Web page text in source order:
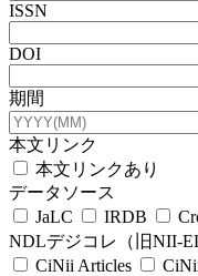
ISSN
DOI
期間
本文リンク
本文リンクあり
データソース
JaLC
IRDB
NDLデジコレ（旧NII-
CiNii Articles